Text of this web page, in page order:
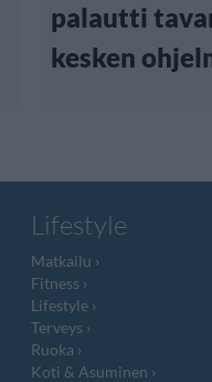
palautti
kesken
Lifestyle
Matkailu
Fitness
Lifestyle
Terveys
Ruoka
Koti & Asuminen